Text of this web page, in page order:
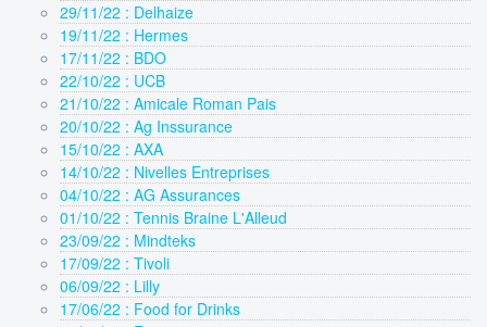
29/11/22 : Delhaize
19/11/22 : Hermes
17/11/22 : BDO
22/10/22 : UCB
21/10/22 : Amicale Roman Pais
20/10/22 : Ag Inssurance
15/10/22 : AXA
14/10/22 : Nivelles Entreprises
04/10/22 : AG Assurances
01/10/22 : Tennis Braine L'Alleud
23/09/22 : Mindteks
17/09/22 : Tivoli
06/09/22 : Lilly
17/06/22 : Food for Drinks